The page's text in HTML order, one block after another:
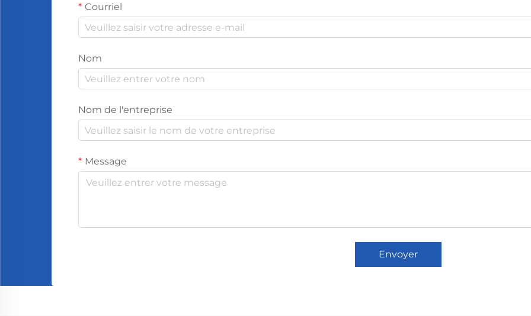
Courriel
Nom
Nom de l'entreprise
Message
Envoyer